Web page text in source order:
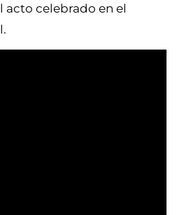
acto celebrado en el